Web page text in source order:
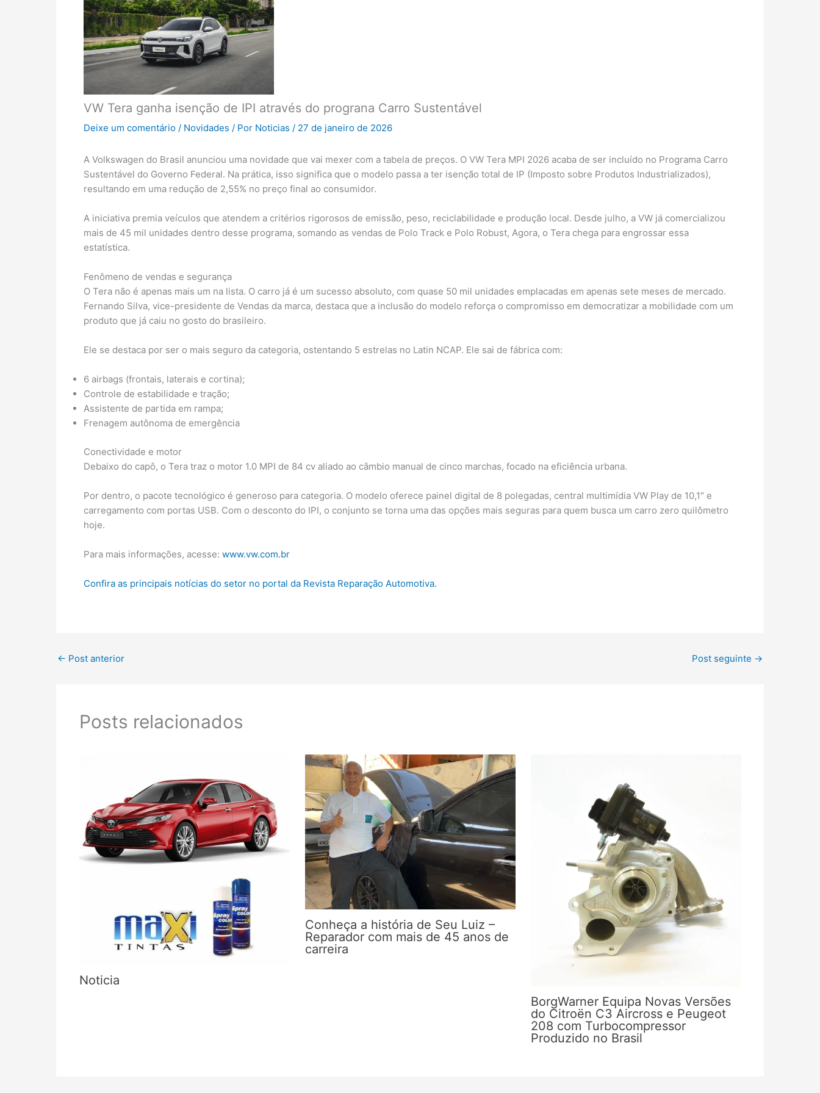
VW Tera ganha isenção de IPI através do prograna Carro Sustentável
Deixe um comentário / Novidades / Por Noticias / 27 de janeiro de 2026
A Volkswagen do Brasil anunciou uma novidade que vai mexer com a tabela de preços. O VW Tera MPI 2026 acaba de ser incluído no Programa Carro
Sustentável do Governo Federal. Na prática, isso significa que o modelo passa a ter isenção total de IP (Imposto sobre Produtos Industrializados),
resultando em uma redução de 2,55% no preço final ao consumidor.
A iniciativa premia veículos que atendem a critérios rigorosos de emissão, peso, reciclabilidade e produção local. Desde julho, a VW já comercializou
mais de 45 mil unidades dentro desse programa, somando as vendas de Polo Track e Polo Robust, Agora, o Tera chega para engrossar essa
estatística.
Fenômeno de vendas e segurança
O Tera não é apenas mais um na lista. O carro já é um sucesso absoluto, com quase 50 mil unidades emplacadas em apenas sete meses de mercado.
Fernando Silva, vice-presidente de Vendas da marca, destaca que a inclusão do modelo reforça o compromisso em democratizar a mobilidade com um
produto que já caiu no gosto do brasileiro.
Ele se destaca por ser o mais seguro da categoria, ostentando 5 estrelas no Latin NCAP. Ele sai de fábrica com:
6 airbags (frontais, laterais e cortina);
Controle de estabilidade e tração;
Assistente de partida em rampa;
Frenagem autônoma de emergência
Conectividade e motor
Debaixo do capô, o Tera traz o motor 1.0 MPI de 84 cv aliado ao câmbio manual de cinco marchas, focado na eficiência urbana.
Por dentro, o pacote tecnológico é generoso para categoria. O modelo oferece painel digital de 8 polegadas, central multimídia VW Play de 10,1″ e
carregamento com portas USB. Com o desconto do IPI, o conjunto se torna uma das opções mais seguras para quem busca um carro zero quilômetro
hoje.
Para mais informações, acesse: www.vw.com.br
Confira as principais notícias do setor no portal da Revista Reparação Automotiva.
← Post anterior Post seguinte →
Posts relacionados
Noticia
Conheça a história de Seu Luiz –
Reparador com mais de 45 anos de
carreira
BorgWarner Equipa Novas Versões
do Citroën C3 Aircross e Peugeot
208 com Turbocompressor
Produzido no Brasil